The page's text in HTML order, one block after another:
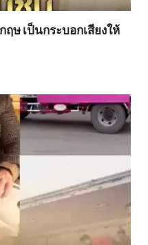
ษ เป็นกระบอกเสียงให้